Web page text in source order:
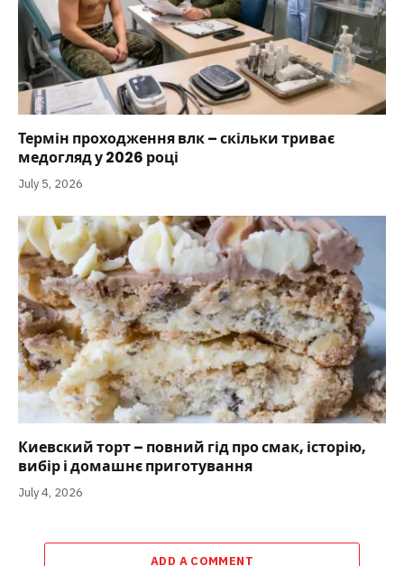
Термін проходження влк – скільки триває
медогляд у 2026 році
July 5, 2026
Киевский торт – повний гід про смак, історію,
вибір і домашнє приготування
July 4, 2026
ADD A COMMENT